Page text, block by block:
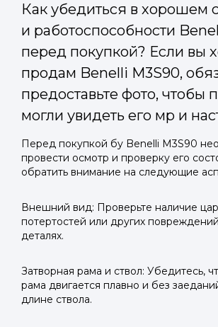
Как убедиться в хорошем
и работоспособности
перед покупкой? Если вы
продам Benelli M3S90,
предоставьте фото, чтобы
могли увидеть его мр и
Перед покупкой бу Benelli M3S90
провести осмотр и проверку его
обратить внимание на следующие
Внешний вид: Проверьте наличие
потертостей или других
деталях.
Затворная рама и ствол: Убедитесь,
рама двигается плавно и без
длине ствола.